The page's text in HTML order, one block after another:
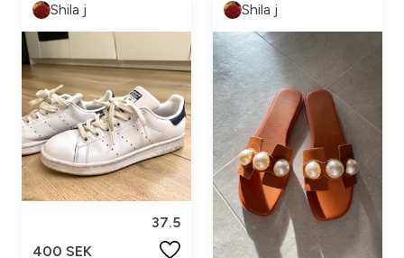
Shila j
37.5
400 SEK
Shila j